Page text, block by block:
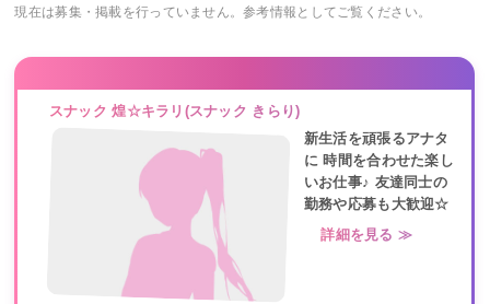
現在は募集・掲載を行っていません。参考情報としてご覧ください。
スナック 煌☆キラリ(スナック きらり)
新生活を頑張るアナタ
に 時間を合わせた楽し
いお仕事♪ 友達同士の
勤務や応募も大歓迎☆
詳細を見る ≫